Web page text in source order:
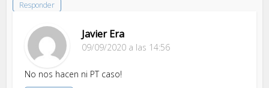
Responder
Javier Era
09/09/2020 a las 14:56
No nos hacen ni PT caso!